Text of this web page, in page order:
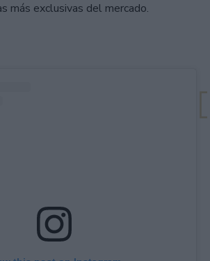
más exclusivas del mercado.